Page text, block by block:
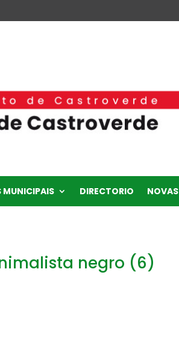
MUNICIPAIS DIRECTORIO NOVAS
negro (6)